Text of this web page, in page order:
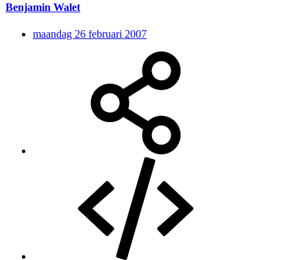
Benjamin Walet
maandag 26 februari 2007